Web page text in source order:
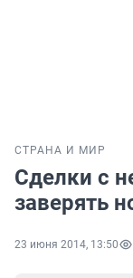
СТРАНА И МИР
Сделки с
заверять
23 июня 2014, 13:50